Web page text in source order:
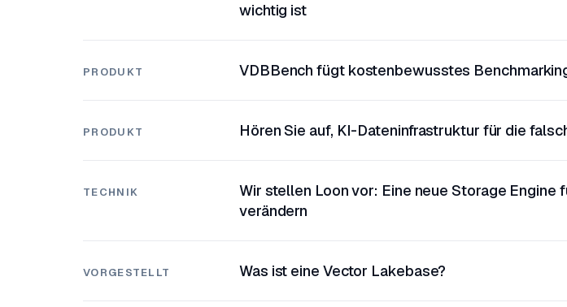
wichtig ist
PRODUKT VDBBench fügt kostenbewusstes
PRODUKT Hören Sie auf, KI-Dateninfrastruktur für die
TECHNIK
Wir stellen Loon vor: Eine neue Storage Engine
verändern
VORGESTELLT Was ist eine Vector Lakebase?